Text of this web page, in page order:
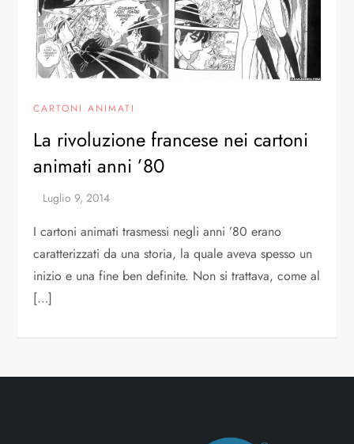
CARTONI ANIMATI
La rivoluzione francese nei cartoni
animati anni ’80
I cartoni animati trasmessi negli anni ’80 erano
caratterizzati da una storia, la quale aveva spesso un
inizio e una fine ben definite. Non si trattava, come al
[…]